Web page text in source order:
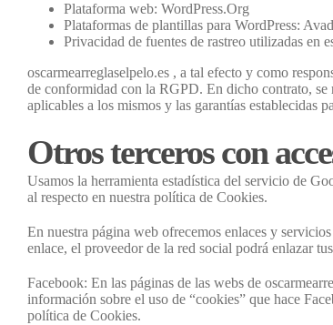
Plataforma web: WordPress.Org
Plataformas de plantillas para WordPress:
Privacidad de fuentes de rastreo utilizadas en
oscarmearreglaselpelo.es , a tal efecto y como
de conformidad con la RGPD. En dicho contrato, se
aplicables a los mismos y las garantías establecidas
Otros terceros con
Usamos la herramienta estadística del servicio de
al respecto en nuestra política de Cookies.
En nuestra página web ofrecemos enlaces y
enlace, el proveedor de la red social podrá enlazar
Facebook: En las páginas de las webs de
información sobre el uso de “cookies” que hace
política de Cookies.